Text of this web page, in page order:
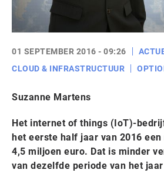
01 SEPTEMBER 2016 - 09:26
CLOUD & INFRASTRUCTUUR
Suzanne Martens
Het internet of things (IoT)-
het eerste half jaar van 2016
4,5 miljoen euro. Dat is minder
van dezelfde periode van het